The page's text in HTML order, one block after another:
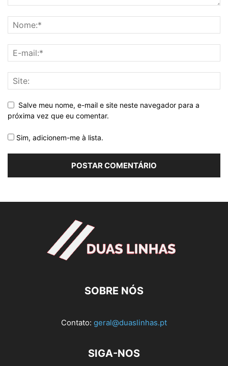
Salve meu nome, e-mail e site neste navegador para a
próxima vez que eu comentar.
Sim, adicionem-me à lista.
SOBRE NÓS
Contato: geral@duaslinhas.pt
SIGA-NOS